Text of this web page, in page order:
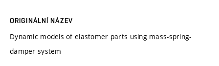
ORIGINÁLNÍ NÁZEV
Dynamic models of elastomer parts using mass-spring-
damper system